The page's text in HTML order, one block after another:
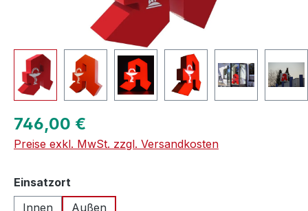
Regulärer Preis:
746,00 €
Preise exkl. MwSt. zzgl. Versandkosten
Einsatzort
Innen
Außen